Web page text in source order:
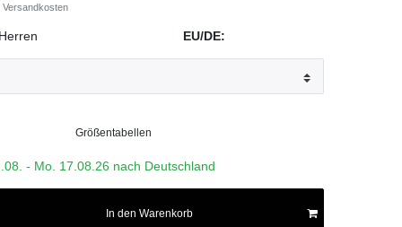
Versandkosten
EU/DE:
Größentabellen
- Mo. 17.08.26 nach Deutschland
In den Warenkorb